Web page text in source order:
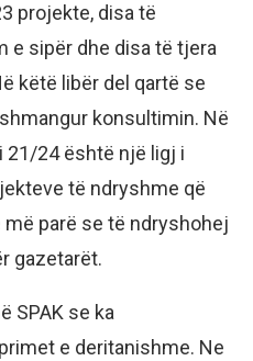
projekte, disa të
e sipër dhe disa të tjera
këtë libër del qartë se
konsultimin. Në
21/24 është një ligj i
të ndryshme që
parë se të ndryshohej
gazetarët.
SPAK se ka
e deritanishme. Ne